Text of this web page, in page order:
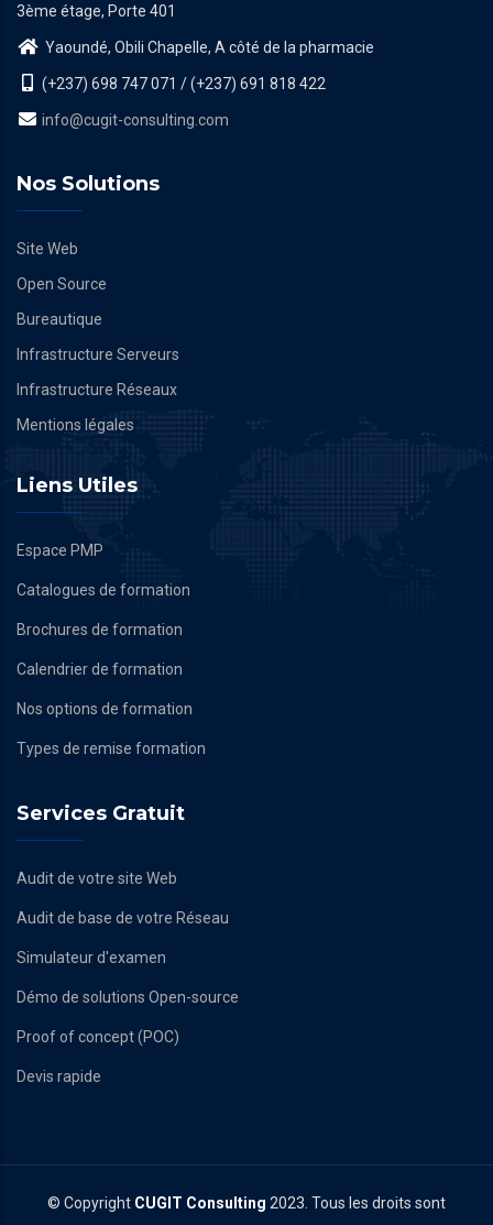
3ème étage, Porte 401
Yaoundé, Obili Chapelle, A côté de la pharmacie
(+237) 698 747 071 / (+237) 691 818 422
info@cugit-consulting.com
Nos Solutions
Site Web
Open Source
Bureautique
Infrastructure Serveurs
Infrastructure Réseaux
Mentions légales
Liens Utiles
Espace PMP
Catalogues de formation
Brochures de formation
Calendrier de formation
Nos options de formation
Types de remise formation
Services Gratuit
Audit de votre site Web
Audit de base de votre Réseau
Simulateur d'examen
Démo de solutions Open-source
Proof of concept (POC)
Devis rapide
© Copyright CUGIT Consulting 2023. Tous les droits sont